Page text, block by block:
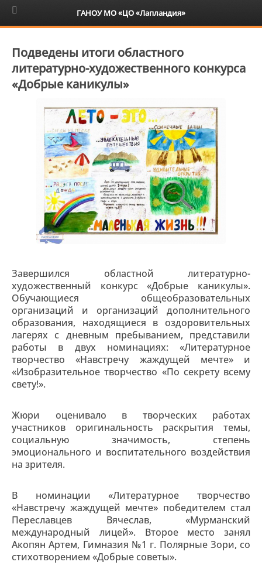
6+
Подведены итоги областного
литературно-художественного конкурса
«Добрые каникулы»
Завершился областной литературно-
художественный конкурс «Добрые каникулы».
Обучающиеся общеобразовательных
организаций и организаций дополнительного
образования, находящиеся в оздоровительных
лагерях с дневным пребыванием, представили
работы в двух номинациях: «Литературное
творчество «Навстречу жаждущей мечте» и
«Изобразительное творчество «По секрету всему
свету!».
Жюри оценивало в творческих работах
участников оригинальность раскрытия темы,
социальную значимость, степень
эмоционального и воспитательного воздействия
на зрителя.
В номинации «Литературное творчество
«Навстречу жаждущей мечте» победителем стал
Переславцев Вячеслав, «Мурманский
международный лицей». Второе место занял
Акопян Артем, Гимназия №1 г. Полярные Зори, со
стихотворением «Добрые советы».
ГАНОУ МО «ЦО «Лапландия»